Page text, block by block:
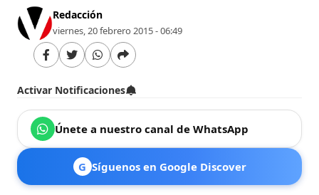
Redacción
viernes, 20 febrero 2015 - 06:49
Activar Notificaciones
Únete a nuestro canal de WhatsApp
G Síguenos en Google Discover